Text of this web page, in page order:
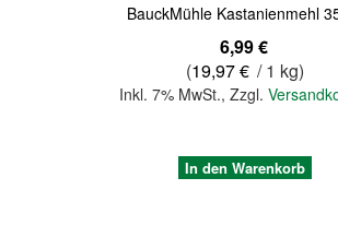
BauckMühle Kastanienmehl
6,99 €
(19,97 € / 1 kg)
Inkl. 7% MwSt., Zzgl.
In den Warenkorb